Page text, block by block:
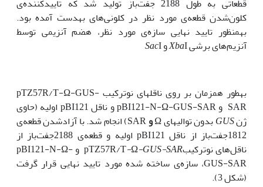
کلون‌شدن قطعه‌ی مورد نظر در کلونی‌های به‫دست آمده بود.
به‫منظور تایید نهایی سازه‌ی مورد نظر، هضم آنزیمی توسط
آنزیم‌های برشی XbaI و SacI
به‫طور هم‫زمان بر روی ناقل‫های نوترکیب pTZ57R/T-Ω-GUS-
SAR و pBI121-N-Ω-GUS-SAR و ناقل pBI121 اولیه (حاوی
ژنGUSبدون توالیهای Ω و
SAR) انجام شد. با آزادشدن قطعه‌ی
1812جفت‌باز از ناقل pBI121 اولیه و قطعه‌ی 2188جفت‌باز از
ناقل‌های نوترکیبpTZ57R/T-Ω-GUS-SAR
و pBI121-N-Ω-
GUS-SAR، سازه‌ی ساخته شده مورد تایید نهایی قرار گرفت
(شکل 3).